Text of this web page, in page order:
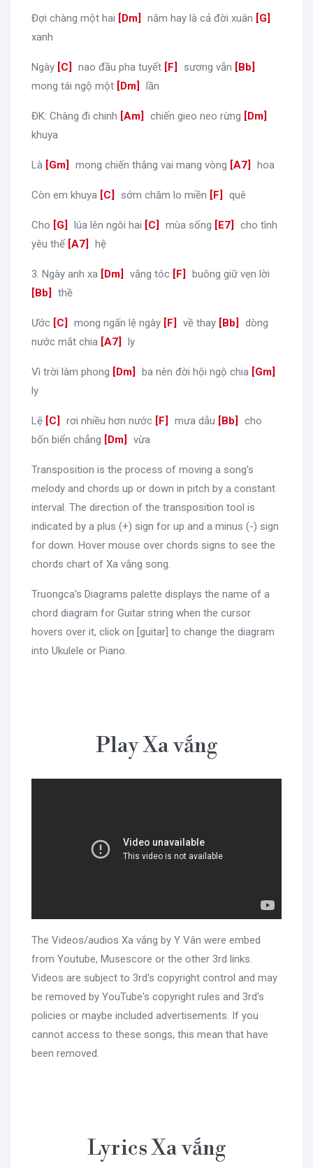
Đợi chàng một hai [Dm năm hay là cả đời xuân [G
xanh
Ngày [C nao đầu pha tuyết [F sương vẫn [Bb
mong tái ngộ một [Dm lần
ĐK: Chàng đi chinh [Am chiến gieo neo rừng [Dm
khuya
Là [Gm mong chiến thắng vai mang vòng [A7 hoa
Còn em khuya [C sớm chăm lo miền [F quê
Cho [G lúa lên ngôi hai [C mùa sống [E7
cho tình
yêu thế [A7 hệ
3. Ngày anh xa [Dm vắng tóc [F buông giữ vẹn lời
Bb
thề
Ước [C mong ngấn lệ ngày [F về thay [Bb
dòng
nước mắt chia [A7 ly
Vì trời làm phong [Dm ba nên đời hội ngộ chia [Gm
ly
Lệ [C rơi nhiều hơn nước [F mưa dẫu [Bb
cho
bốn biển chẳng [Dm vừa
Transposition is the process of moving a song's
melody and chords up or down in pitch by a constant
interval. The direction of the transposition tool is
indicated by a plus (+) sign for up and a minus (-) sign
for down. Hover mouse over chords signs to see the
chords chart of Xa vắng song.
Truongca's Diagrams palette displays the name of a
chord diagram for Guitar string when the cursor
hovers over it, click on [guitar] to change the diagram
into Ukulele or Piano.
Play Xa vắng
The Videos/audios Xa vắng by Y Vân were embed
from Youtube, Musescore or the other 3rd links.
Videos are subject to 3rd's copyright control and may
be removed by YouTube's copyright rules and 3rd's
policies or maybe included advertisements. If you
cannot access to these songs, this mean that have
been removed.
Lyrics Xa vắng